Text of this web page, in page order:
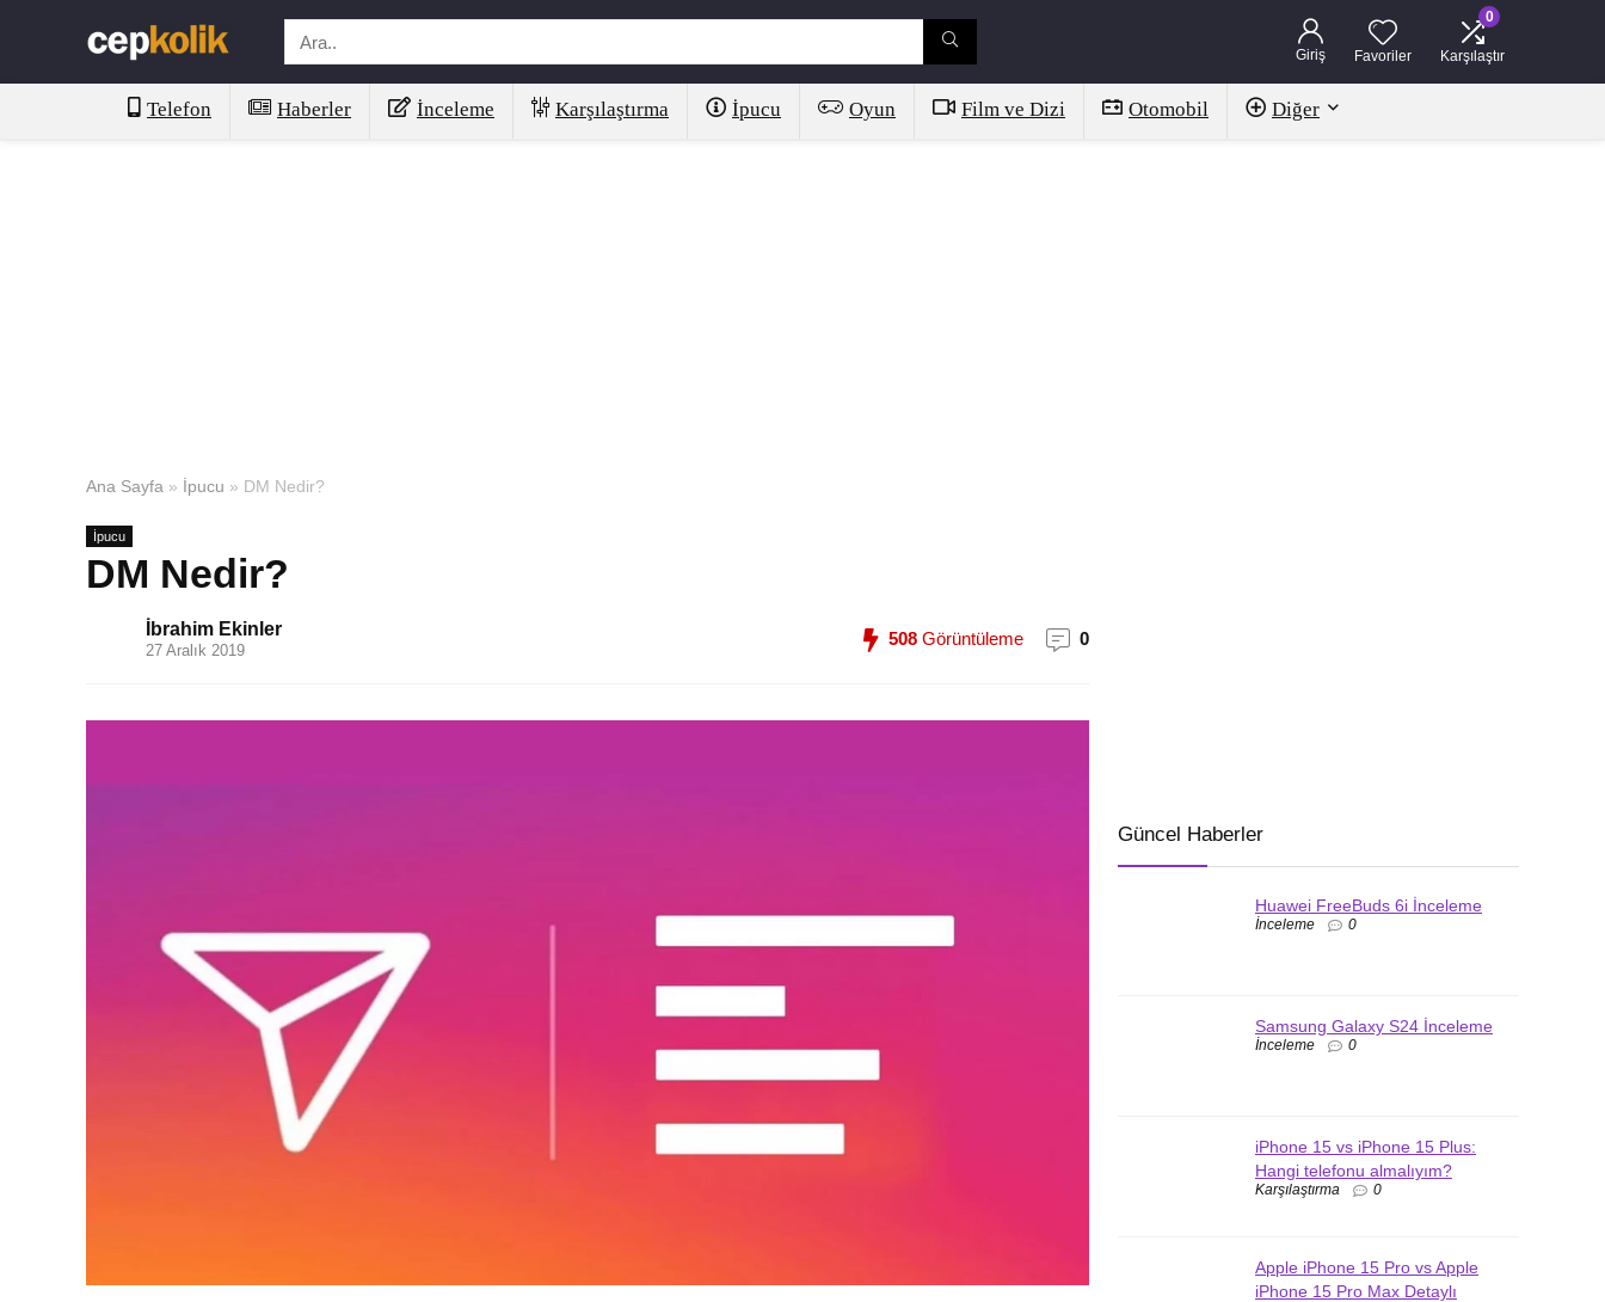
Giriş Favoriler
0
Karşılaştır
Telefon Haberler İnceleme Karşılaştırma İpucu Oyun Film ve Dizi Otomobil Diğer
Ana Sayfa » İpucu » DM Nedir?
İpucu
DM Nedir?
İbrahim Ekinler
27 Aralık 2019
508 Görüntüleme 0
Güncel Haberler
Huawei FreeBuds 6i İnceleme
İnceleme 0
Samsung Galaxy S24 İnceleme
İnceleme 0
iPhone 15 vs iPhone 15 Plus:
Hangi telefonu almalıyım?
Karşılaştırma 0
Apple iPhone 15 Pro vs Apple
iPhone 15 Pro Max Detaylı